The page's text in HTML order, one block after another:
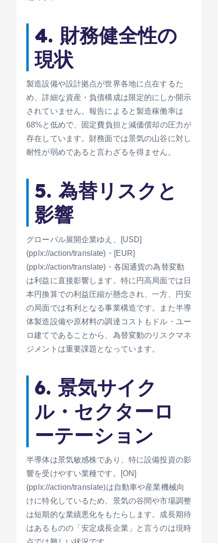
4. 財務健全性の
現状
製造設備や設計拠点が世界各地に点在するた
め、詳細な資産・負債構成は限定的にしか開示
されていません。報告によると製造稼働率は
68%と低めで、固定費負担と減価償却の圧力が
存在しています。財務面では景気の山谷に対し
耐性が弱めであると言わざるを得ません。
5. 為替リスクと
影響
グローバル展開企業ゆえ、[USD]
(pplx://action/translate)・[EUR]
(pplx://action/translate)・各国通貨の為替変動
は利益に直接影響します。特に円高局面では日
本円換算での利益圧縮が懸念され、一方、円安
の局面では有利となる事業構造です。また半導
体製造設備や原材料の調達コストもドル・ユー
ロ建てであることから、為替変動のリスクマネ
ジメントは重要課題となっています。
6. 景気サイク
ル・セクターロ
ーテーション
半導体は景気敏感株であり、特に設備投資の影
響を受けやすい業種です。[ON]
(pplx://action/translate)は自動車や産業機械向
けに特化しているため、景気の谷間や市場調整
は短期的な業績悪化をもたらします。成長期待
はあるものの「安定成長企業」と言うのは現時